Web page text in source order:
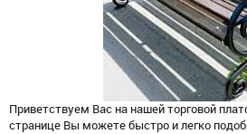
Приветствуем Вас на нашей торговой
странице Вы можете быстро и легко